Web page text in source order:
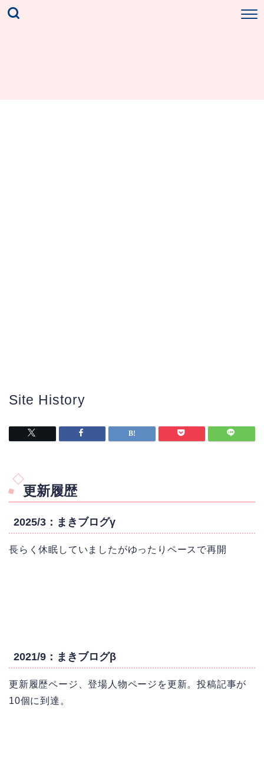
Site History
更新履歴
2025/3：まきブログγ
長らく休眠していましたがゆったりペースで再開
2021/9：まきブログβ
更新履歴ページ、登場人物ページを更新。投稿記事が
10個に到達。